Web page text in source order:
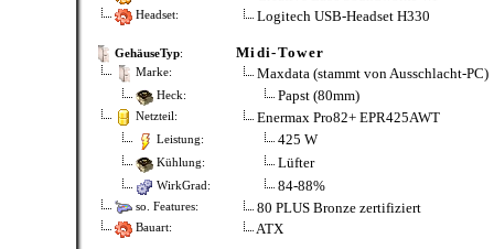
Headset: Logitech USB-Headset H330
GehäuseTyp: Midi-Tower
Marke: Maxdata (stammt von Ausschlacht-PC)
Heck: Papst (80mm)
Netzteil: Enermax Pro82+ EPR425AWT
Leistung: 425 W
Kühlung: Lüfter
WirkGrad: 84-88%
so. Features: 80 PLUS Bronze zertifiziert
Bauart: ATX